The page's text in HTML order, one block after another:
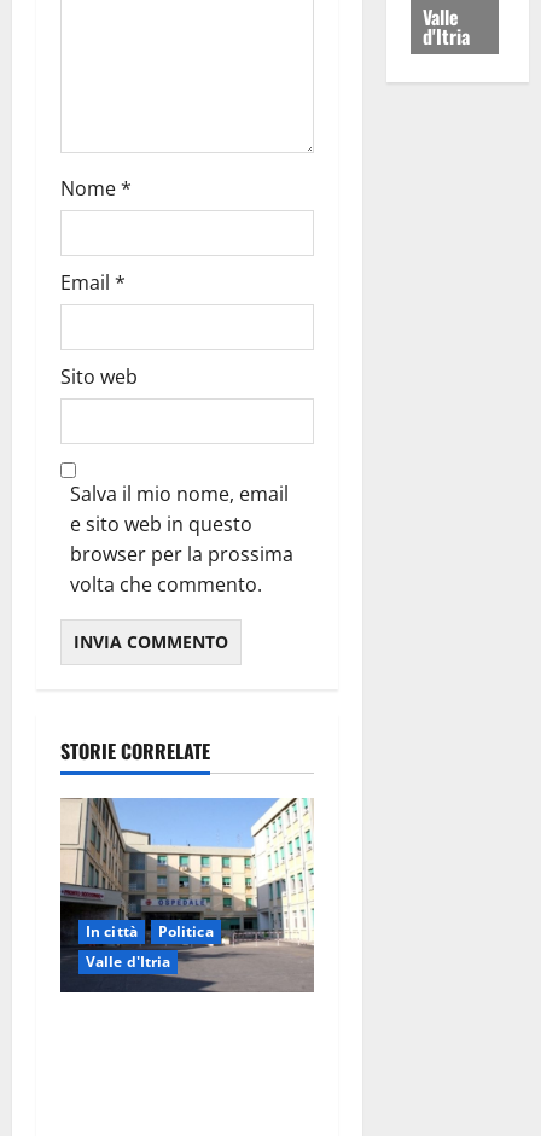
Nome*
Email *
Sito web
Salva il mio nome, email
e sito web in questo
browser per la prossima
volta che commento.
STORIE CORRELATE
In città
Politica
Valle d'Itria
Valle
d'Itria